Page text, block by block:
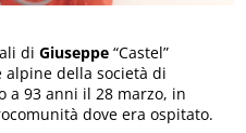
diGiuseppe “Castel”
alpine della società di
a 93 anni il 28 marzo, in
dove era ospitato.